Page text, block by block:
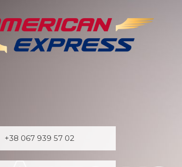
+38 067 939 57 02